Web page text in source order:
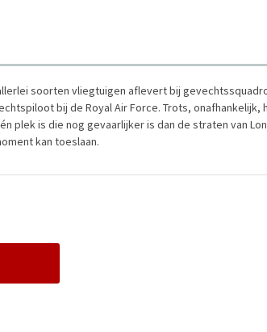
soorten vliegtuigen aflevert bij
bij de Royal Air Force. Trots, onafhankelijk,
plek is die nog gevaarlijker is dan de straten van
kan toeslaan.